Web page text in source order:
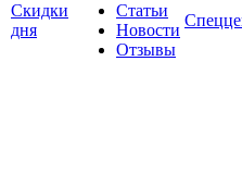
Скидки
дня
Статьи
Новости
Отзывы